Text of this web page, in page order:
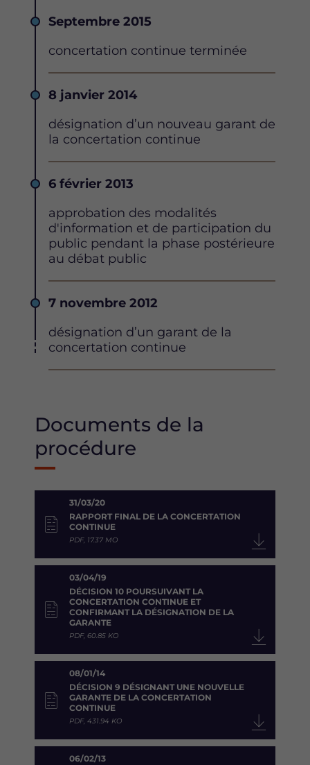
Date
Septembre 2015
Description
concertation continue terminée
Date
8 janvier 2014
Description
désignation d’un nouveau garant de
la concertation continue
Date
6 février 2013
Description
approbation des modalités
d'information et de participation du
public pendant la phase postérieure
au débat public
Date
7 novembre 2012
Description
désignation d’un garant de la
concertation continue
Documents de la
procédure
31/03/20
RAPPORT FINAL DE LA CONCERTATION
CONTINUE
PDF, 17.37 MO
03/04/19
DÉCISION 10 POURSUIVANT LA
CONCERTATION CONTINUE ET
CONFIRMANT LA DÉSIGNATION DE LA
GARANTE
PDF, 60.85 KO
08/01/14
DÉCISION 9 DÉSIGNANT UNE NOUVELLE
GARANTE DE LA CONCERTATION
CONTINUE
PDF, 431.94 KO
06/02/13